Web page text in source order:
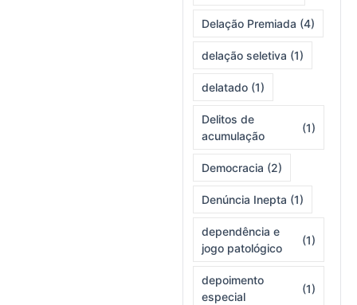
Delação Premiada (4)
delação seletiva (1)
delatado (1)
Delitos de
acumulação
(1)
Democracia (2)
Denúncia Inepta (1)
dependência e
jogo patológico
(1)
depoimento
especial
(1)